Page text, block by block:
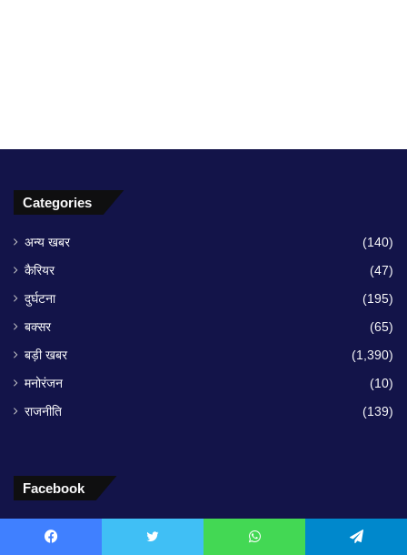
Categories
अन्य खबर (140)
कैरियर (47)
दुर्घटना (195)
बक्सर (65)
बड़ी खबर (1,390)
मनोरंजन (10)
राजनीति (139)
Facebook